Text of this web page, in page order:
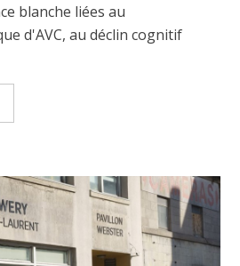
blanche liées au
d'AVC, au déclin cognitif